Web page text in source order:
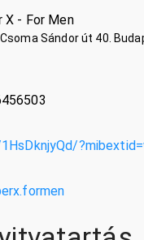
X - For Men
Sándor út 40.